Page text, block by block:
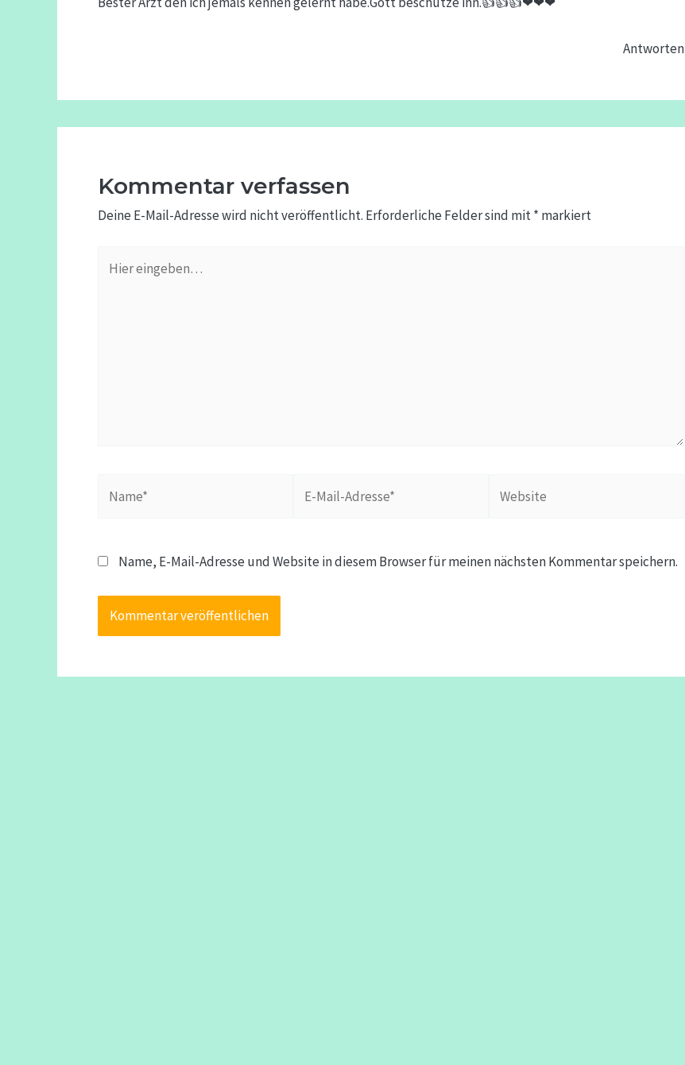
Antworten
Kommentar verfassen
Deine E-Mail-Adresse wird nicht veröffentlicht. Erforderliche Felder sind mit* markiert
eingeben…
Mail-
Name, E-Mail-Adresse und Website in diesem Browser für meinen nächsten Kommentar speichern.